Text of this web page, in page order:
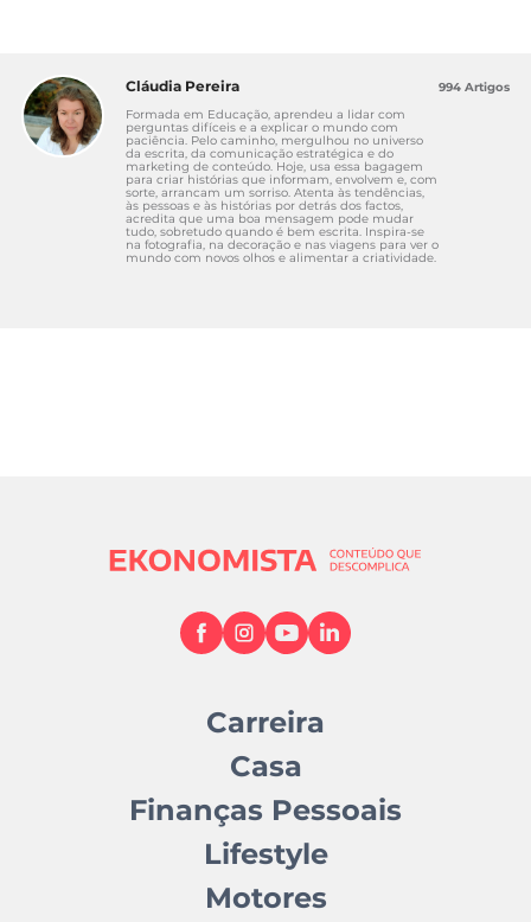
Cláudia Pereira
Formada em Educação, aprendeu a lidar com
perguntas difíceis e a explicar o mundo com
paciência. Pelo caminho, mergulhou no universo
da escrita, da comunicação estratégica e do
marketing de conteúdo. Hoje, usa essa bagagem
para criar histórias que informam, envolvem e, com
sorte, arrancam um sorriso. Atenta às tendências,
às pessoas e às histórias por detrás dos factos,
acredita que uma boa mensagem pode mudar
tudo, sobretudo quando é bem escrita. Inspira-se
na fotografia, na decoração e nas viagens para ver o
mundo com novos olhos e alimentar a criatividade.
994 Artigos
Carreira
Casa
Finanças Pessoais
Lifestyle
Motores